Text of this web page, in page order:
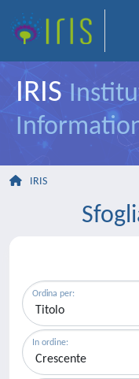
IRIS
IRIS
Ordina per:
In ordine: